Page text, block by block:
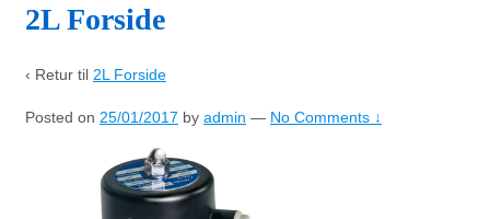
2L Forside
‹ Retur til 2L Forside
Posted on 25/01/2017 by admin — No Comments ↓